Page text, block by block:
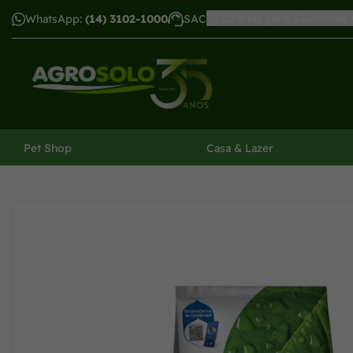
WhatsApp: (14) 3102-1000 SAC
Pet Shop Casa & Lazer
menu